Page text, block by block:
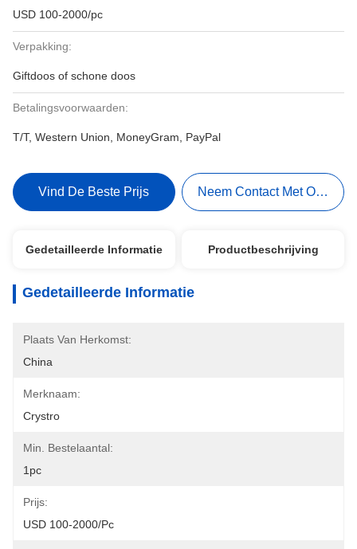
USD 100-2000/pc
Verpakking:
Giftdoos of schone doos
Betalingsvoorwaarden:
T/T, Western Union, MoneyGram, PayPal
Vind De Beste Prijs Neem Contact Met Ons Op
Gedetailleerde Informatie Productbeschrijving
Gedetailleerde Informatie
Plaats Van Herkomst:
China
Merknaam:
Crystro
Min. Bestelaantal:
1pc
Prijs:
USD 100-2000/pc